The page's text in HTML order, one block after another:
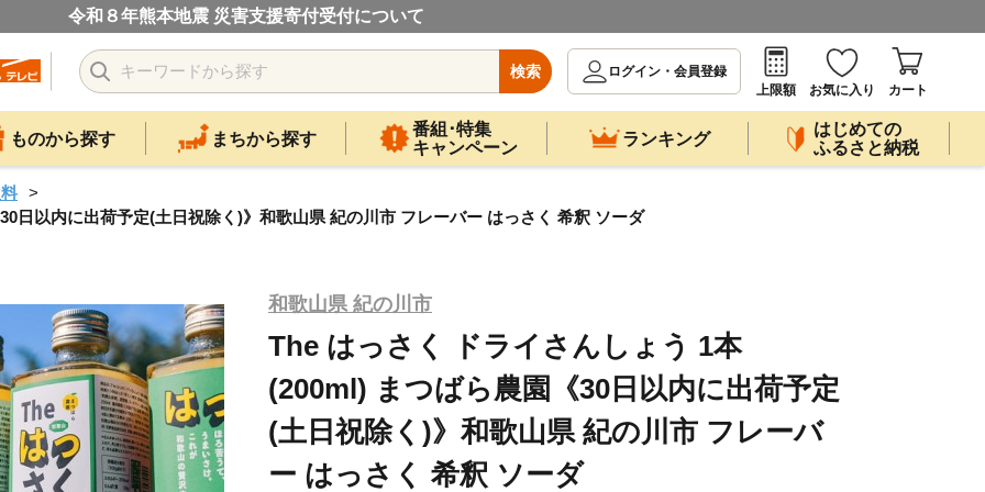
令和８年熊本地震 災害支援寄付受付について
検索
ログイン・会員登録
上限額
お気に入り カート
ものから探す まちから探す
番組･特集
キャンペーン
ランキング
はじめての
ふるさと納税
日以内に出荷予定(土日祝除く)》和歌山県 紀の川市 フレーバー はっさく 希釈 ソーダ
和歌山県 紀の川市
The はっさく ドライさんしょう 1本
(200ml) まつばら農園《30日以内に出荷予定
(土日祝除く)》和歌山県 紀の川市 フレーバ
ー はっさく 希釈 ソーダ